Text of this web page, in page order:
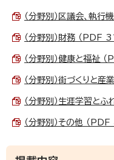
（分野別）区議会、執
（分野別）財務 （PDF
（分野別）健康と福祉
（分野別）街づくりと
（分野別）生涯学習と
（分野別）その他 （